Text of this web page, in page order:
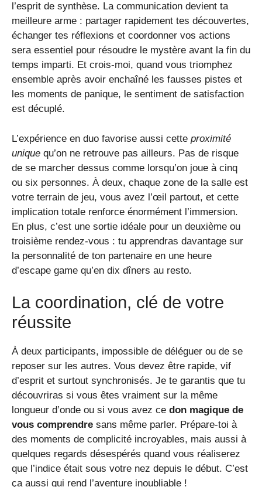
l’esprit de synthèse. La communication devient ta
meilleure arme : partager rapidement tes découvertes,
échanger tes réflexions et coordonner vos actions
sera essentiel pour résoudre le mystère avant la fin du
temps imparti. Et crois-moi, quand vous triomphez
ensemble après avoir enchaîné les fausses pistes et
les moments de panique, le sentiment de satisfaction
est décuplé.
L’expérience en duo favorise aussi cette proximité
unique qu’on ne retrouve pas ailleurs. Pas de risque
de se marcher dessus comme lorsqu’on joue à cinq
ou six personnes. À deux, chaque zone de la salle est
votre terrain de jeu, vous avez l’œil partout, et cette
implication totale renforce énormément l’immersion.
En plus, c’est une sortie idéale pour un deuxième ou
troisième rendez-vous : tu apprendras davantage sur
la personnalité de ton partenaire en une heure
d’escape game qu’en dix dîners au resto.
La coordination, clé de votre
réussite
À deux participants, impossible de déléguer ou de se
reposer sur les autres. Vous devez être rapide, vif
d’esprit et surtout synchronisés. Je te garantis que tu
découvriras si vous êtes vraiment sur la même
longueur d’onde ou si vous avez ce don magique de
vous comprendre sans même parler. Prépare-toi à
des moments de complicité incroyables, mais aussi à
quelques regards désespérés quand vous réaliserez
que l’indice était sous votre nez depuis le début. C’est
ça aussi qui rend l’aventure inoubliable !